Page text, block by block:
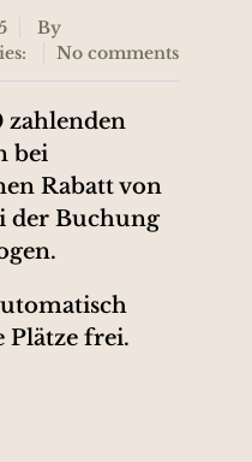
By
No comments
zahlenden
bei
Rabatt von
der Buchung
Plätze frei.